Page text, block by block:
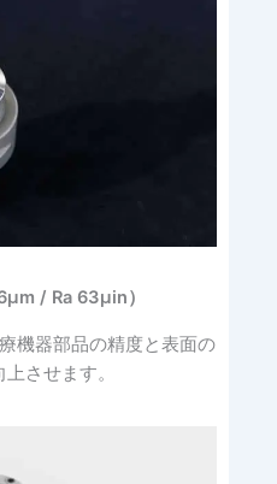
/ Ra 63μin）
機器部品の精度と表面の
させます。